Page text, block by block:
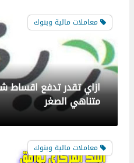
معاملات مالية وبنوك
ازاي تقدر تدفع اقساط
متناهي الصغر
معاملات مالية وبنوك